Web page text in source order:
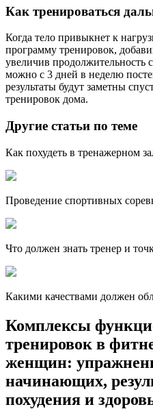
Как тренироваться
Когда тело привыкнет к
программу тренировок,
увеличив продолжительность
можно с 3 дней в неделю
результаты будут заметны
тренировок дома.
Другие статьи по теме
Как похудеть в тренажерном
Проведение спортивных
Что должен знать тренер и
Какими качествами должен
Комплексы
тренировок в
женщин:
начинающих,
похудения и